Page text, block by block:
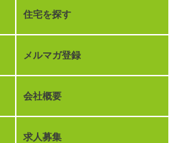
住宅を探す
メルマガ登録
会社概要
求人募集